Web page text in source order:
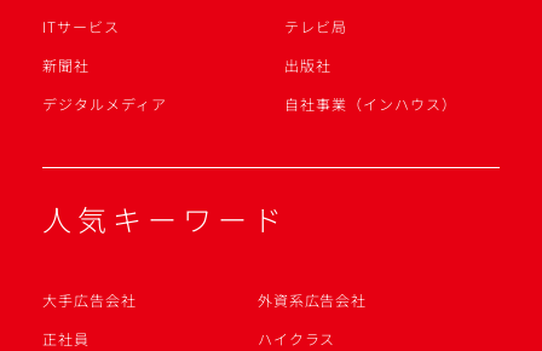
ITサービス
テレビ局
新聞社
出版社
デジタルメディア
自社事業（インハウス）
人気キーワード
大手広告会社
外資系広告会社
正社員
ハイクラス